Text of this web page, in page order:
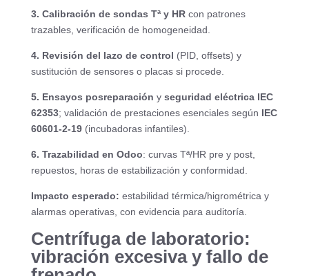
3. Calibración de sondas Tª y HRcon patrones
trazables, verificación de homogeneidad.
4. Revisión del lazo de control (PID, offsets) y
sustitución de sensores o placas si procede.
5. Ensayos posreparación y seguridad eléctrica IEC
62353; validación de prestaciones esenciales según IEC
60601-2-19(incubadoras infantiles).
6. Trazabilidad en Odoo: curvas Tª/HR pre y post,
repuestos, horas de estabilización y conformidad.
Impacto esperado: estabilidad térmica/higrométrica y
alarmas operativas, con evidencia para auditoría.
Centrífuga de laboratorio:
vibración excesiva y fallo de